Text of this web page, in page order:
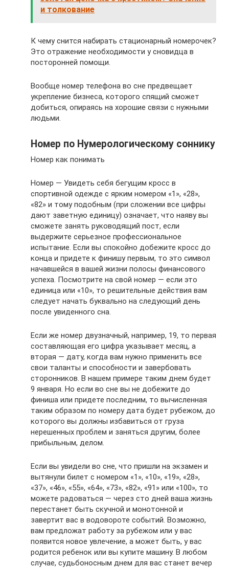
и толкование
К чему снится набирать стационарный номерочек?
Это отражение необходимости у сновидца в
посторонней помощи.
Вообще номер телефона во сне предвещает
укрепление бизнеса, которого спящий сможет
добиться, опираясь на хорошие связи с нужными
людьми.
Номер по Нумерологическому соннику
Номер как понимать
Номер — Увидеть себя бегущим кросс в
спортивной одежде с ярким номером «1», «28»,
«82» и тому подобным (при сложении все цифры
дают заветную единицу) означает, что наяву вы
сможете занять руководящий пост, если
выдержите серьезное профессиональное
испытание. Если вы спокойно добежите кросс до
конца и придете к финишу первым, то это символ
начавшейся в вашей жизни полосы финансового
успеха. Посмотрите на свой номер — если это
единица или «10», то решительные действия вам
следует начать буквально на следующий день
после увиденного сна.
Если же номер двузначный, например, 19, то первая
составляющая его цифра указывает месяц, а
вторая — дату, когда вам нужно применить все
свои таланты и способности и завербовать
сторонников. В нашем примере таким днем будет
9 января. Но если во сне вы не добежите до
финиша или придете последним, то вычисленная
таким образом по номеру дата будет рубежом, до
которого вы должны избавиться от груза
нерешенных проблем и заняться другим, более
прибыльным, делом.
Если вы увидели во сне, что пришли на экзамен и
вытянули билет с номером «1», «10», «19», «28»,
«37», «46», «55», «64», «73», «82», «91» или «100», то
можете радоваться — через сто дней ваша жизнь
перестанет быть скучной и монотонной и
завертит вас в водовороте событий. Возможно,
вам предложат работу за рубежом или у вас
появится новое увлечение, а может быть, у вас
родится ребенок или вы купите машину. В любом
случае, судьбоносным днем для вас станет вечер